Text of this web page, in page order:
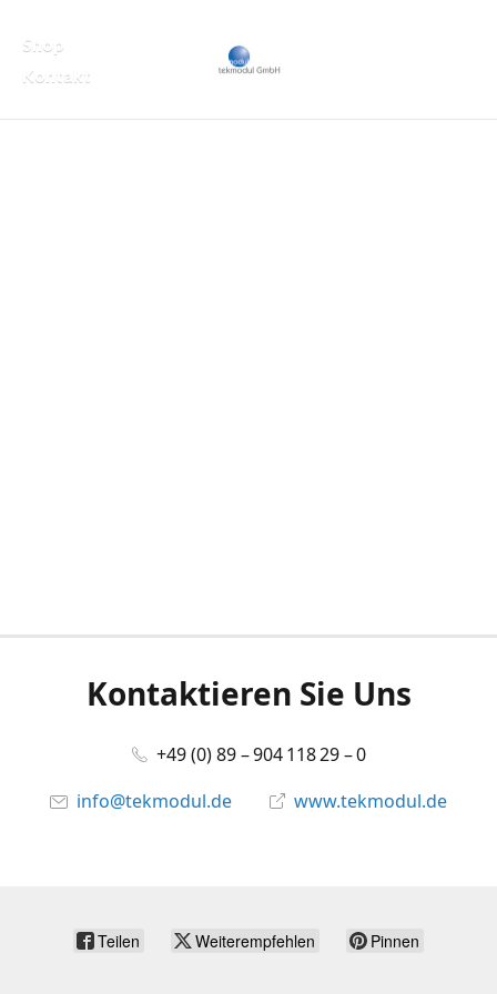
Shop
Kontakt
Kontaktieren Sie Uns
+49 (0) 89 – 904 118 29 – 0
info@tekmodul.de
www.tekmodul.de
Teilen Weiterempfehlen Pinnen